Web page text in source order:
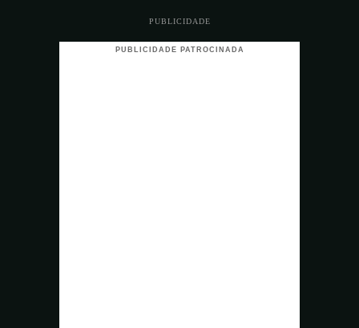
PUBLICIDADE
PUBLICIDADE PATROCINADA